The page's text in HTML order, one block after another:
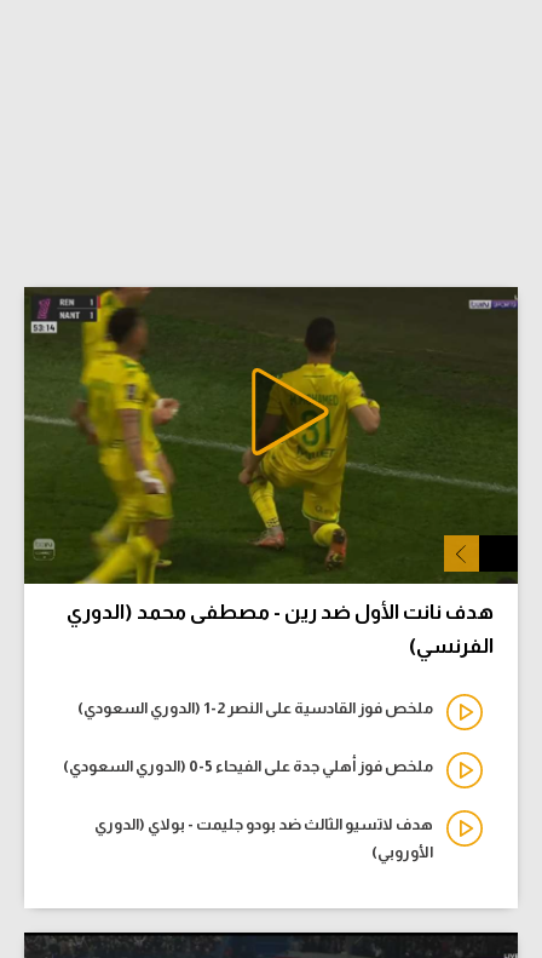
هدف نانت الأول ضد رين - مصطفى محمد (الدوري
الفرنسي)
ملخص فوز القادسية على النصر 2-1 (الدوري السعودي)
ملخص فوز أهلي جدة على الفيحاء 5-0 (الدوري السعودي)
هدف لاتسيو الثالث ضد بودو جليمت - بولاي (الدوري
الأوروبي)